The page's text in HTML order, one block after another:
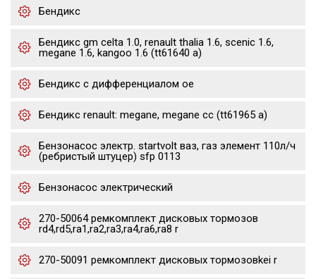
Бендикс
Бендикс gm celta 1.0, renault thalia 1.6, scenic 1.6,
megane 1.6, kangoo 1.6 (tt61640 a)
Бендикс с дифференциалом oe
Бендикс renault: megane, megane cc (tt61965 a)
Бензонасос электр. startvolt ваз, газ элемент 110л/ч
(ребристый штуцер) sfp 0113
Бензонасос электрический
270-50064 ремкомплект дисковых тормозов
rd4,rd5,ra1,ra2,ra3,ra4,ra6,ra8 r
270-50091 ремкомплект дисковых тормозовkei r